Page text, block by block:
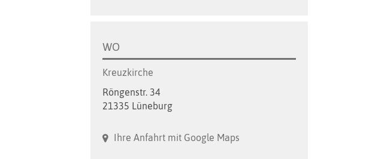
WO
Kreuzkirche
Röngenstr. 34
21335 Lüneburg
Ihre Anfahrt mit Google Maps